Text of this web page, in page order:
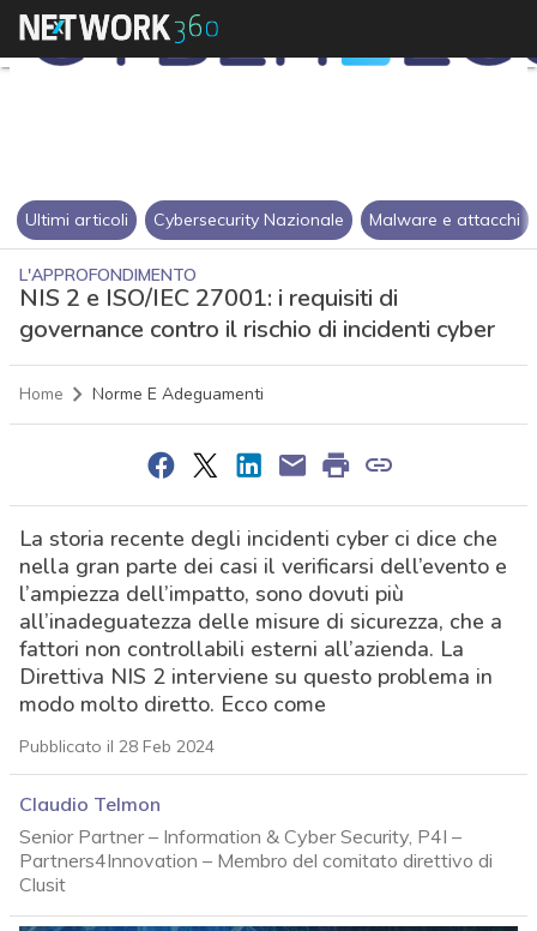
Ultimi articoli Cybersecurity Nazionale Malware e attacchi
L'APPROFONDIMENTO
NIS 2 e ISO/IEC 27001: i requisiti di
governance contro il rischio di incidenti cyber
Home Norme E Adeguamenti
La storia recente degli incidenti cyber ci dice che
nella gran parte dei casi il verificarsi dell’evento e
l’ampiezza dell’impatto, sono dovuti più
all’inadeguatezza delle misure di sicurezza, che a
fattori non controllabili esterni all’azienda. La
Direttiva NIS 2 interviene su questo problema in
modo molto diretto. Ecco come
Pubblicato il 28 Feb 2024
Claudio Telmon
Senior Partner – Information & Cyber Security, P4I –
Partners4Innovation – Membro del comitato direttivo di
Clusit